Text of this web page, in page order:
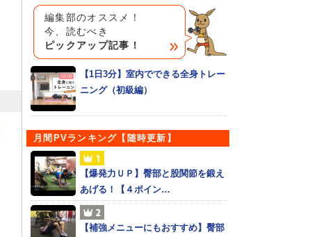
編集部のオススメ！
今、読むべき
ピックアップ記事！
【1日3分】室内でできる全身トレー
ニング（初級編）
月間PVランキング【随時更新】
【爆発力ＵＰ】臀部と股関節を鍛え
あげる！【４ポイン…
【補強メニューにもおすすめ】臀部